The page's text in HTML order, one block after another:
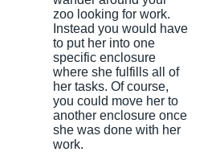
zoo looking for work.
Instead you would have
to put her into one
specific enclosure
where she fulfills all of
her tasks. Of course,
you could move her to
another enclosure once
she was done with her
work.